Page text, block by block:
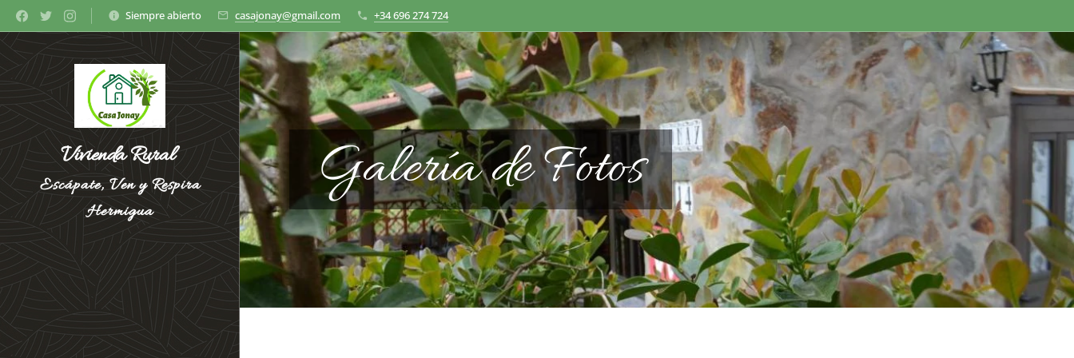
Siempre abierto casajonay@gmail.com +34 696 274 724
Vivienda Rural
Escápate, Ven y Respira
Hermigua
Galería de Fotos